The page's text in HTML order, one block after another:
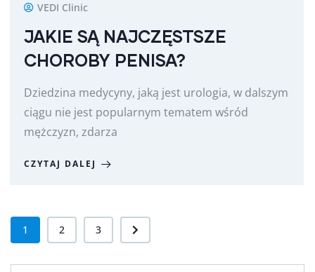
VEDI Clinic
JAKIE SĄ NAJCZĘSTSZE
CHOROBY PENISA?
Dziedzina medycyny, jaką jest urologia, w dalszym
ciągu nie jest popularnym tematem wśród
mężczyzn, zdarza
CZYTAJ DALEJ
1 2 3